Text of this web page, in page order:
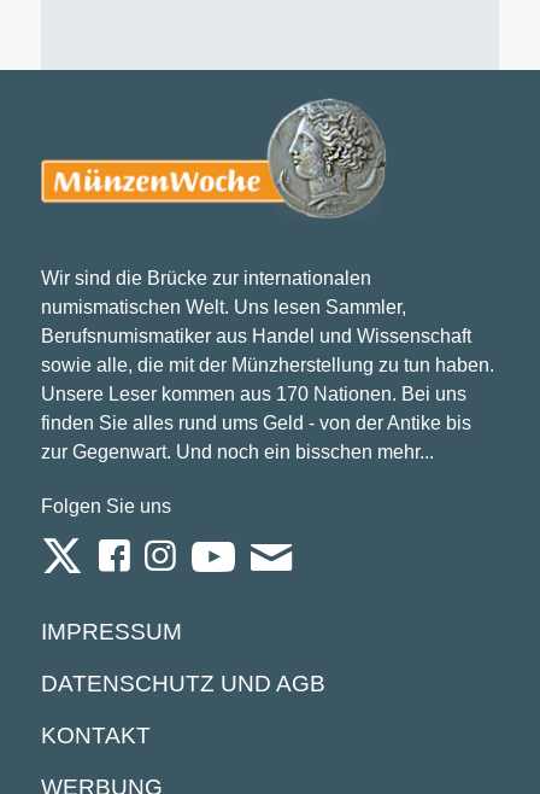
Wir sind die Brücke zur internationalen
numismatischen Welt. Uns lesen Sammler,
Berufsnumismatiker aus Handel und Wissenschaft
sowie alle, die mit der Münzherstellung zu tun haben.
Unsere Leser kommen aus 170 Nationen. Bei uns
finden Sie alles rund ums Geld - von der Antike bis
zur Gegenwart. Und noch ein bisschen mehr...
Folgen Sie uns
IMPRESSUM
DATENSCHUTZ UND AGB
KONTAKT
WERBUNG